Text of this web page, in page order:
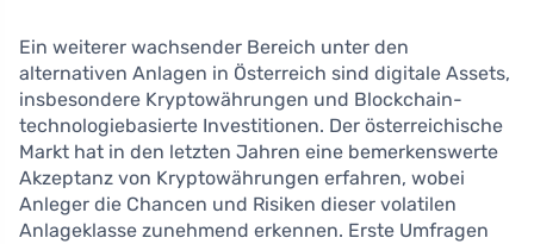
Ein weiterer wachsender Bereich unter den
alternativen Anlagen in Österreich sind digitale Assets,
insbesondere Kryptowährungen und Blockchain-
technologiebasierte Investitionen. Der österreichische
Markt hat in den letzten Jahren eine bemerkenswerte
Akzeptanz von Kryptowährungen erfahren, wobei
Anleger die Chancen und Risiken dieser volatilen
Anlageklasse zunehmend erkennen. Erste Umfragen